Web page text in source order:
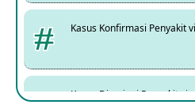
Kasus Konfirmasi Penyakit
Kasus Dicurigai Penyakit